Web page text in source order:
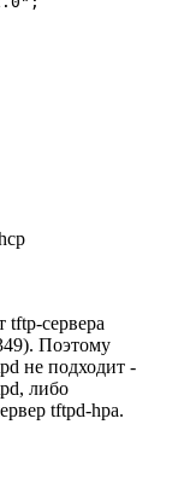
tftp-сервера
Поэтому
не подходит -
либо
tftpd-hpa.